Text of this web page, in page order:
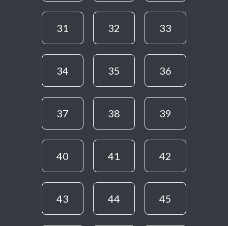
31 32 33
34 35 36
37 38 39
40 41 42
43 44 45